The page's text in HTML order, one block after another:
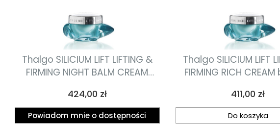
Thalgo SILICIUM LIFT LIFTING &
FIRMING NIGHT BALM CREAM
na noc 50ml
Cena
424,00 zł
Powiadom mnie o dostępności
Thalgo SILICIUM LIFT
FIRMING RICH
50ml
Cena
411,00 zł
Do koszyka